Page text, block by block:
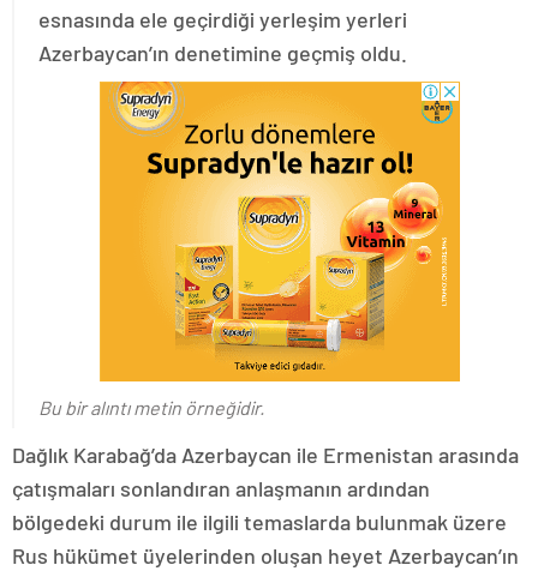
esnasında ele geçirdiği yerleşim yerleri
Azerbaycan’ın denetimine geçmiş oldu.
Bu bir alıntı metin örneğidir.
Dağlık Karabağ’da Azerbaycan ile Ermenistan arasında
çatışmaları sonlandıran anlaşmanın ardından
bölgedeki durum ile ilgili temaslarda bulunmak üzere
Rus hükümet üyelerinden oluşan heyet Azerbaycan’ın